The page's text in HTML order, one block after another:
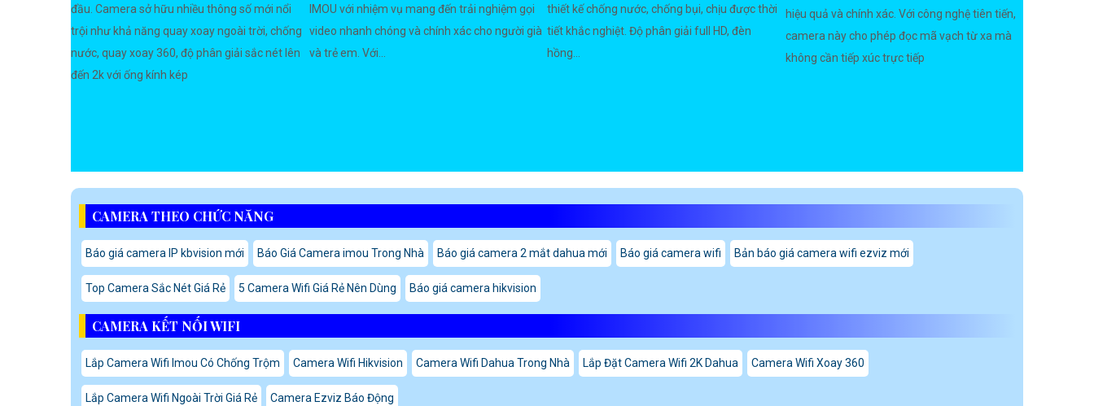
đầu. Camera sở hữu nhiều thông số mới nổi
trội như khả năng quay xoay ngoài trời, chống
nước, quay xoay 360, độ phân giải sắc nét lên
đến 2k với ống kính kép
IMOU với nhiệm vụ mang đến trải nghiệm gọi
video nhanh chóng và chính xác cho người già
và trẻ em. Với...
thiết kế chống nước, chống bụi, chịu được thời
tiết khắc nghiệt. Độ phân giải full HD, đèn
hồng...
hiệu quả và chính xác. Với công nghệ tiên tiến,
camera này cho phép đọc mã vạch từ xa mà
không cần tiếp xúc trực tiếp
CAMERA THEO CHỨC NĂNG
Báo giá camera IP kbvision mới Báo Giá Camera imou Trong Nhà Báo giá camera 2 mắt dahua mới Báo giá camera wifi Bản báo giá camera wifi ezviz mới
Top Camera Sắc Nét Giá Rẻ 5 Camera Wifi Giá Rẻ Nên Dùng Báo giá camera hikvision
CAMERA KẾT NỐI WIFI
Lắp Camera Wifi Imou Có Chống Trộm Camera Wifi Hikvision Camera Wifi Dahua Trong Nhà Lắp Đặt Camera Wifi 2K Dahua Camera Wifi Xoay 360
Lắp Camera Wifi Ngoài Trời Giá Rẻ Camera Ezviz Báo Động